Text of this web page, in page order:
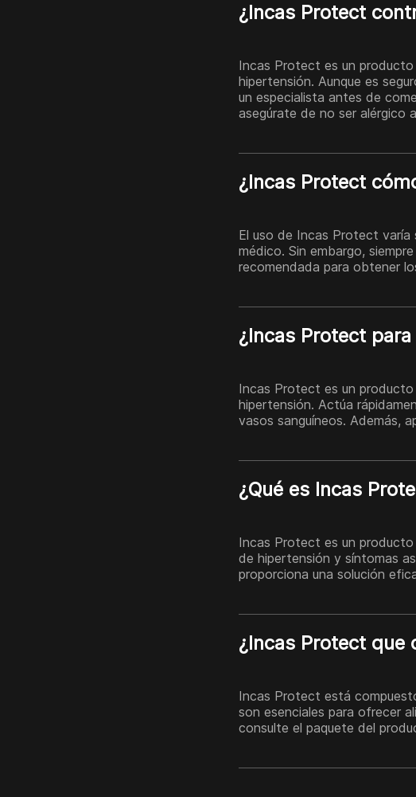
¿Incas Protect
Incas Protect es un
hipertensión. Aunque es
un especialista antes de
asegúrate de no ser alérgico
¿Incas Protect
El uso de Incas Protect varía
médico. Sin embargo,
recomendada para obtener
¿Incas Protect
Incas Protect es un
hipertensión. Actúa
vasos sanguíneos. Además,
¿Qué es Incas
Incas Protect es un
de hipertensión y síntomas
proporciona una solución
¿Incas Protect que
Incas Protect está
son esenciales para ofrecer
consulte el paquete del